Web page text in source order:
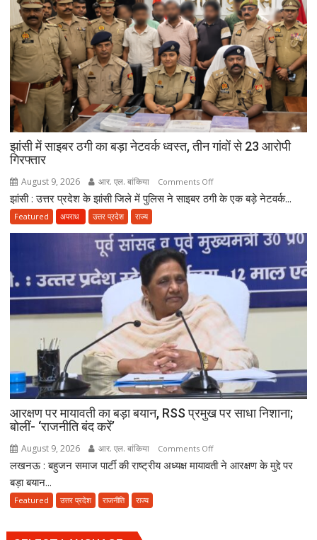
आरोप
में
मौलाना
साजिद
रशीदी
के
खिलाफ
FIR,
देवबंदी
उलेमाओं
भी
जताई
झांसी में साइबर ठगी का बड़ा नेटवर्क ध्वस्त, तीन गांवों से 23 आरोपी
गिरफ्तार
August 9, 2026 आर. एल. बांकिया Comments Offon
झांसी
ठगी
बड़ा
ध्वस्त,
से
23
आरोपी
गिरफ्तार
झांसी : उत्तर प्रदेश के झांसी जिले में पुलिस ने साइबर ठगी के एक बड़े नेटवर्क...
Featured अपराध उत्तर प्रदेश राज्य
आरक्षण पर मायावती का बड़ा बयान, RSS प्रमुख पर साधा निशाना;
बोलीं- ‘राजनीति बंद करें’
August 9, 2026 आर. एल. बांकिया Comments Offon
आरक्षण
लखनऊ : बहुजन समाज पार्टी की राष्ट्रीय अध्यक्ष मायावती ने आरक्षण के मुद्दे पर
बड़ा बयान...
Featured उत्तर प्रदेश राजनीति राज्य